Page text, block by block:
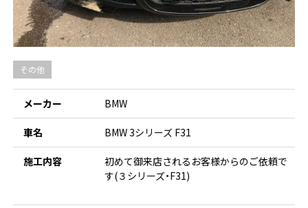
その他
メーカー BMW
車名 BMW 3シリーズ F31
施工内容
初めて御来店されるお客様からのご依頼で
す(３シリーズ・F31)